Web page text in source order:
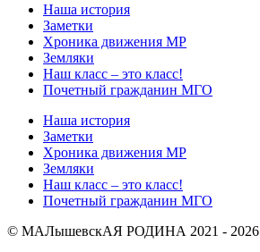
Наша история
Заметки
Хроника движения МР
Земляки
Наш класс – это класс!
Почетный гражданин МГО
Наша история
Заметки
Хроника движения МР
Земляки
Наш класс – это класс!
Почетный гражданин МГО
© МАЛышевскАЯ РОДИНА 2021 - 2026